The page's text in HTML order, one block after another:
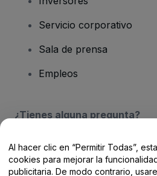
Servicio corporativo
Sala de prensa
Empleos
¿Tienes alguna pregunta?
Centro de Ayuda /
Al hacer clic en “Permitir Todas”,
cookies para mejorar la
publicitaria. De modo contrario,